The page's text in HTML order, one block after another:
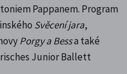
Pappanem. Program
Svěcení jara,
Porgy a Bessa také
Junior Ballett